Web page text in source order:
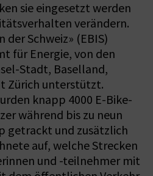
sie eingesetzt werden
verändern.
der Schweiz» (EBIS)
für Energie, von den
Stadt, Baselland,
Zürich unterstützt.
knapp 4000 E-Bike-
während bis zu neun
getrackt und zusätzlich
auf, welche Strecken
und -teilnehmer mit